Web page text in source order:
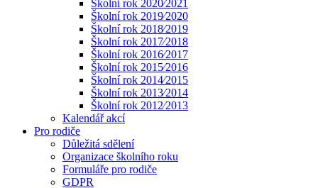
Školní rok 2020⁄2021
Školní rok 2019⁄2020
Školní rok 2018⁄2019
Školní rok 2017⁄2018
Školní rok 2016⁄2017
Školní rok 2015⁄2016
Školní rok 2014⁄2015
Školní rok 2013⁄2014
Školní rok 2012⁄2013
Kalendář akcí
Pro rodiče
Důležitá sdělení
Organizace školního roku
Formuláře pro rodiče
GDPR